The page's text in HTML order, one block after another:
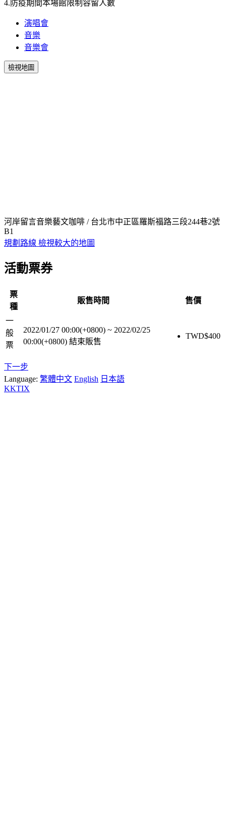
4.防疫期間本場館限制容留人數
演唱會
音樂
音樂會
檢視地圖
河岸留言音樂藝文咖啡 / 台北市中正區羅斯福路三段244巷2號
B1
規劃路線 檢視較大的地圖
活動票券
票
種
販售時間 售價
一
般
票
2022/01/27 00:00(+0800) ~ 2022/02/25
00:00(+0800) 結束販售
TWD$400
下一步
Language: 繁體中文 English 日本語
KKTIX